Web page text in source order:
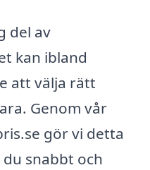
del av
kan ibland
att välja rätt
Genom vår
gör vi detta
snabbt och